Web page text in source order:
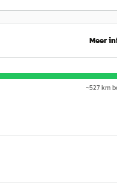
Meer
~527km